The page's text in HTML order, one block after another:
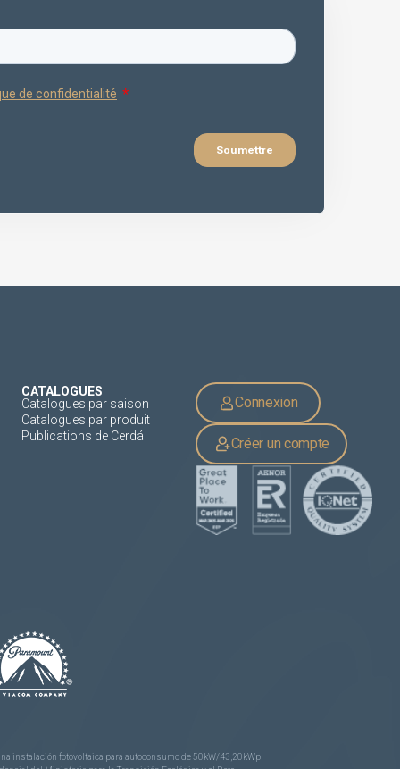
CATALOGUES
Catalogues par saison
Catalogues par produit
Publications de Cerdá
Connexion
Créer un compte
instalación fotovoltaica para autoconsumo de 50kW/43,20kWp